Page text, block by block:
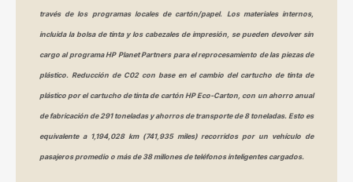
través de los programas locales de cartón/papel. Los materiales internos,
incluida la bolsa de tinta y los cabezales de impresión, se pueden devolver sin
cargo al programa HP Planet Partners para el reprocesamiento de las piezas de
plástico. Reducción de C02 con base en el cambio del cartucho de tinta de
plástico por el cartucho de tinta de cartón HP Eco-Carton, con un ahorro anual
de fabricación de 291 toneladas y ahorros de transporte de 8 toneladas. Esto es
equivalente a 1,194,028 km (741,935 miles) recorridos por un vehículo de
pasajeros promedio o más de 38 millones de teléfonos inteligentes cargados.